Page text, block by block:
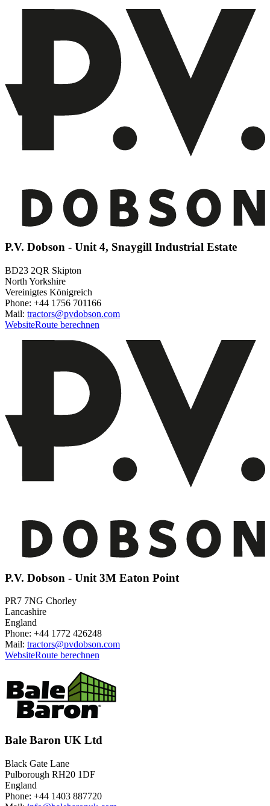
P.V. Dobson - Unit 4, Snaygill Industrial Estate
BD23 2QR Skipton
North Yorkshire
Vereinigtes Königreich
Phone: +44 1756 701166
Mail: tractors@pvdobson.com
WebsiteRoute berechnen
P.V. Dobson - Unit 3M Eaton Point
PR7 7NG Chorley
Lancashire
England
Phone: +44 1772 426248
Mail: tractors@pvdobson.com
WebsiteRoute berechnen
Bale Baron UK Ltd
Black Gate Lane
Pulborough RH20 1DF
England
Phone: +44 1403 887720